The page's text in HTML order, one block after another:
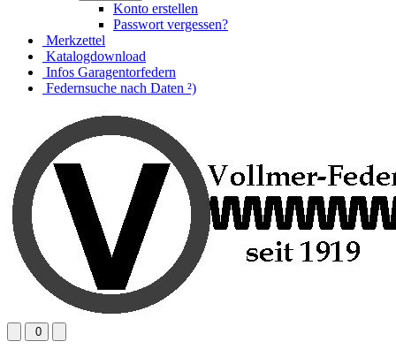
Konto erstellen
Passwort vergessen?
Merkzettel
Katalogdownload
Infos Garagentorfedern
Federnsuche nach Daten ²)
0